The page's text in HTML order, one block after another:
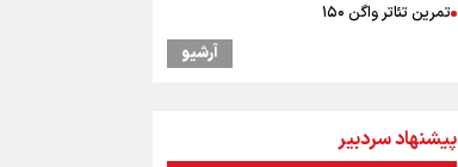
تمرین تئاتر واگن ۱۵۰
ترامپ انگشت تهدید را به سمت سوئیس
پالایشگاه نفت اسلواکی منفجر شد
آرشیو
پیشنهاد سردبیر